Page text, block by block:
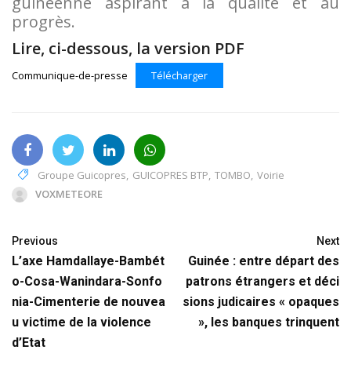
progrès.
Lire, ci-dessous, la version PDF
Communique-de-presse Télécharger
Groupe Guicopres, GUICOPRES BTP, TOMBO, Voirie
VOXMETEORE
Previous
L’axe Hamdallaye-Bambét
o-Cosa-Wanindara-Sonfo
nia-Cimenterie de nouvea
u victime de la violence
d’Etat
Next
Guinée : entre départ des
patrons étrangers et déci
sions judicaires « opaques
», les banques trinquent